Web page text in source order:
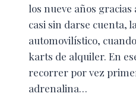
los nueve años
casi sin darse cuenta,
automovilístico,
karts de alquiler. En
recorrer por vez
adrenalina…